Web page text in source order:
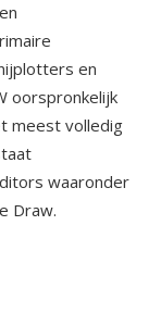
en
oorspronkelijk
meest volledig
waaronder
Draw.